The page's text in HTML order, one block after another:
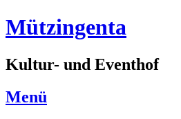
Zum
Inhalt
Mützingenta
Kultur- und Eventhof
Menü